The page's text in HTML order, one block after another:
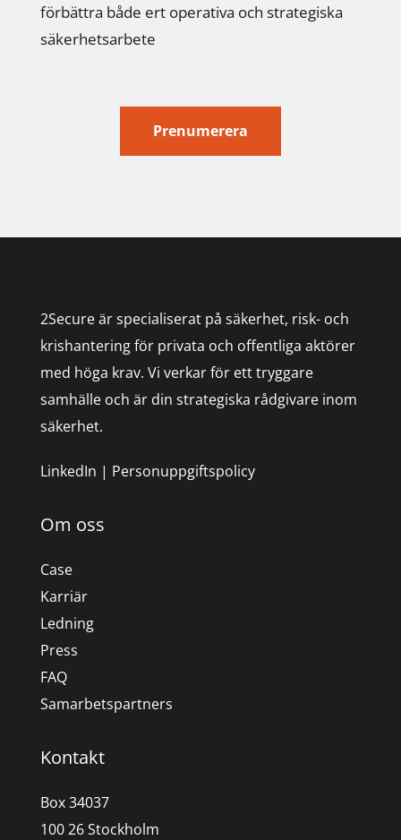
förbättra både ert operativa och strategiska
säkerhetsarbete
Prenumerera
2Secure är specialiserat på säkerhet, risk- och
krishantering för privata och offentliga aktörer
med höga krav. Vi verkar för ett tryggare
samhälle och är din strategiska rådgivare inom
säkerhet.
LinkedIn | Personuppgiftspolicy
Om oss
Case
Karriär
Ledning
Press
FAQ
Samarbetspartners
Kontakt
Box 34037
100 26 Stockholm